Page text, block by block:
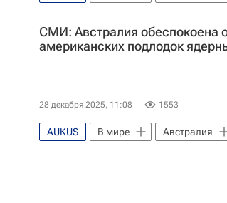
Урсула фон дер Ляйен
Марош
СМИ: Австралия обеспокоена
американских подлодок
28 декабря 2025, 11:08 1553
AUKUS В мире Австралия